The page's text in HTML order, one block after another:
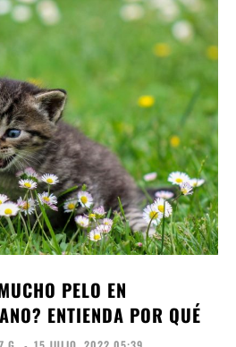
PELO EN
ENTIENDA POR QUÉ